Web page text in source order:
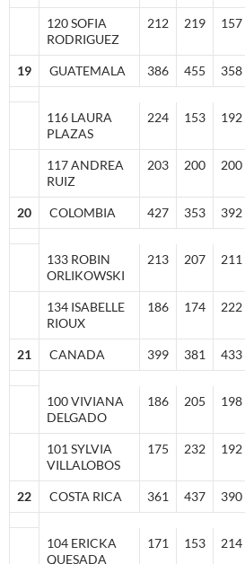
120 SOFIA
RODRIGUEZ
212 219 157
19 GUATEMALA 386 455 358
116 LAURA
PLAZAS
224 153 192
117 ANDREA
RUIZ
203 200 200
20 COLOMBIA 427 353 392
133 ROBIN
ORLIKOWSKI
213 207 211
134 ISABELLE
RIOUX
186 174 222
21 CANADA 399 381 433
100 VIVIANA
DELGADO
186 205 198
101 SYLVIA
VILLALOBOS
175 232 192
22 COSTA RICA 361 437 390
104 ERICKA
QUESADA
171 153 214